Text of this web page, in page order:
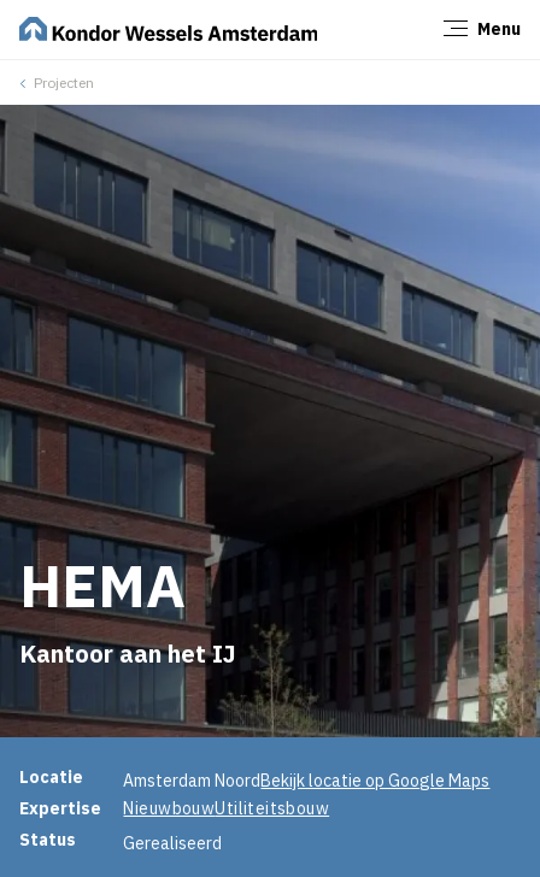
Menu
Projecten
HEMA
Kantoor aan het IJ
Projectinformatie
Locatie Amsterdam Noord Bekijk locatie op Google Maps
Expertise
NieuwbouwUtiliteitsbouw
Status
Gerealiseerd
Sluiten